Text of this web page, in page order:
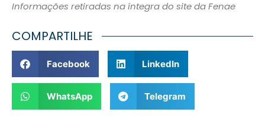
Informações retiradas na íntegra do site da Fenae
COMPARTILHE
Facebook LinkedIn
WhatsApp Telegram